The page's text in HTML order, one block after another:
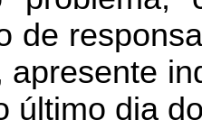
de
apresente
último dia